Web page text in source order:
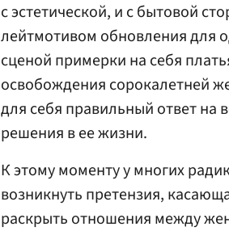
с эстетической, и с бытовой
лейтмотивом обновления для
сценой примерки на себя
освобождения сорокалетней
для себя правильный ответ на
решения в ее жизни.
К этому моменту у многих
возникнуть претензия,
раскрыть отношения между